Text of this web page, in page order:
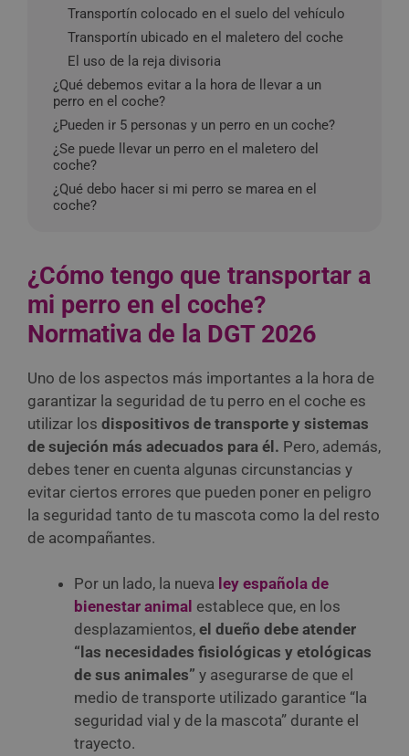
Transportín colocado en el suelo del vehículo
Transportín ubicado en el maletero del coche
El uso de la reja divisoria
¿Qué debemos evitar a la hora de llevar a un
perro en el coche?
¿Pueden ir 5 personas y un perro en un coche?
¿Se puede llevar un perro en el maletero del
coche?
¿Qué debo hacer si mi perro se marea en el
coche?
¿Cómo tengo que transportar a
mi perro en el coche?
Normativa de la DGT 2026
Uno de los aspectos más importantes a la hora de
garantizar la seguridad de tu perro en el coche es
utilizar los dispositivos de transporte y sistemas
de sujeción más adecuados para él. Pero, además,
debes tener en cuenta algunas circunstancias y
evitar ciertos errores que pueden poner en peligro
la seguridad tanto de tu mascota como la del resto
de acompañantes.
Por un lado, la nueva ley española de
bienestar animal establece que, en los
desplazamientos, el dueño debe atender
“las necesidades fisiológicas y etológicas
de sus animales” y asegurarse de que el
medio de transporte utilizado garantice “la
seguridad vial y de la mascota” durante el
trayecto.